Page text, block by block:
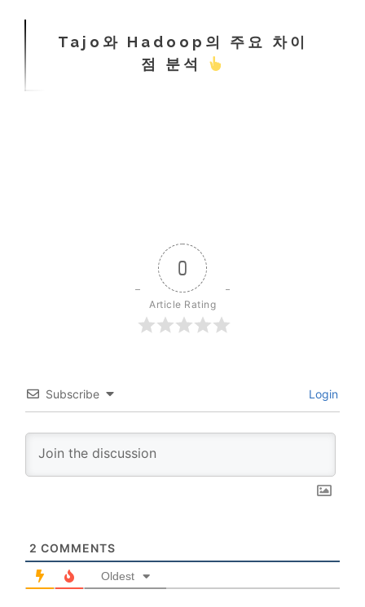
Tajo와 Hadoop의 주요 차이
점 분석
0
Article Rating
Subscribe Login
2 COMMENTS
Oldest